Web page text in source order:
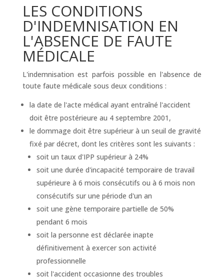
LES CONDITIONS
D'INDEMNISATION EN
L'ABSENCE DE FAUTE
MÉDICALE
L'indemnisation est parfois possible en l'absence de
toute faute médicale sous deux conditions :
la date de l'acte médical ayant entraîné l'accident
doit être postérieure au 4 septembre 2001,
le dommage doit être supérieur à un seuil de gravité
fixé par décret, dont les critères sont les suivants :
soit un taux d'IPP supérieur à 24%
soit une durée d'incapacité temporaire de travail
supérieure à 6 mois consécutifs ou à 6 mois non
consécutifs sur une période d'un an
soit une gène temporaire partielle de 50%
pendant 6 mois
soit la personne est déclarée inapte
définitivement à exercer son activité
professionnelle
soit l'accident occasionne des troubles